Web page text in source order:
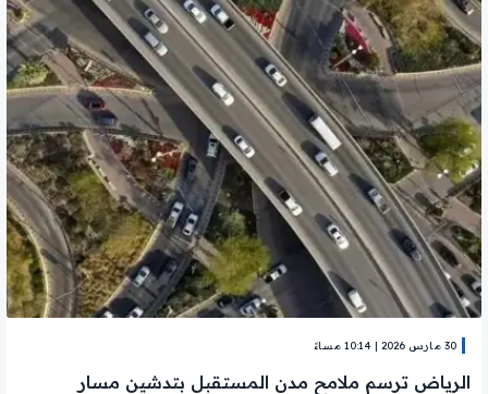
30 مارس 2026 | 10:14 مساءً
الرياض ترسم ملامح مدن المستقبل بتدشين مسار